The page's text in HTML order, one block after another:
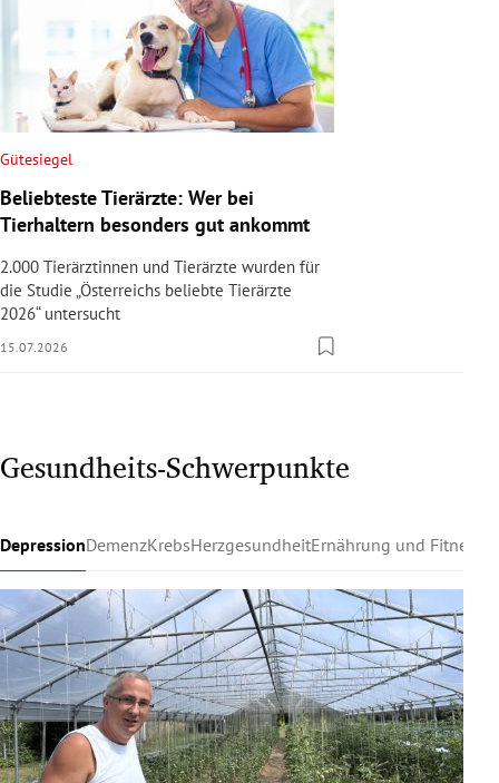
Gütesiegel
Beliebteste Tierärzte: Wer bei
Tierhaltern besonders gut ankommt
2.000 Tierärztinnen und Tierärzte wurden für
die Studie „Österreichs beliebte Tierärzte
2026“ untersucht
15.07.2026
Gesundheits-Schwerpunkte
DepressionDemenzKrebsHerzgesundheitErnährung und Fitness